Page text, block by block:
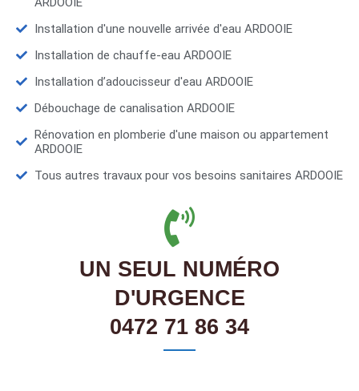
Installation d'une nouvelle arrivée d'eau ARDOOIE
Installation de chauffe-eau ARDOOIE
Installation d’adoucisseur d'eau ARDOOIE
Débouchage de canalisation ARDOOIE
Rénovation en plomberie d'une maison ou appartement
ARDOOIE
Tous autres travaux pour vos besoins sanitaires ARDOOIE
UN SEUL NUMÉRO
D'URGENCE
0472 71 86 34